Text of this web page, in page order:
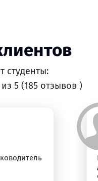
студенты:
5 (185 отзывов )